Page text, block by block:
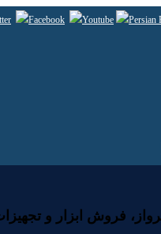
فروش ابزار و